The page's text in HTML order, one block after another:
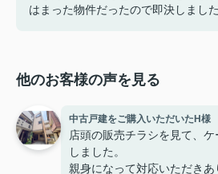
はまった物件だったので即決しました
他のお客様の声を見る
中古戸建をご購入いただいたH様
店頭の販売チラシを見て、
しました。
親身になって対応いただき